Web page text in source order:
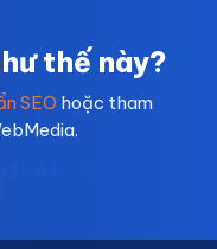
thế này?
SEO hoặc tham